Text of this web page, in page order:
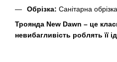
Обрізка: Санітарна
Троянда New Dawn – це
невибагливість роблять її